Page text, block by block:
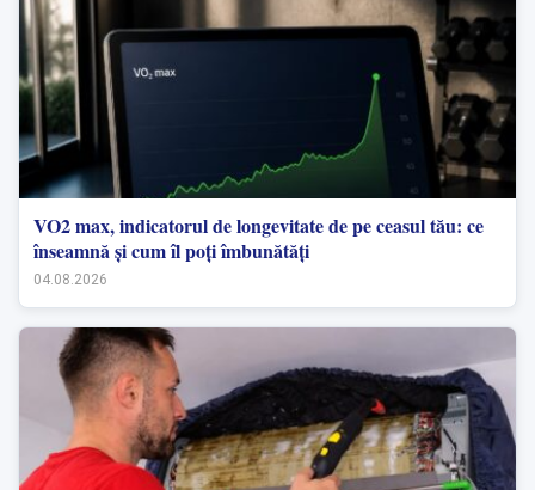
VO2 max, indicatorul de longevitate de pe ceasul tău: ce
înseamnă și cum îl poți îmbunătăți
04.08.2026